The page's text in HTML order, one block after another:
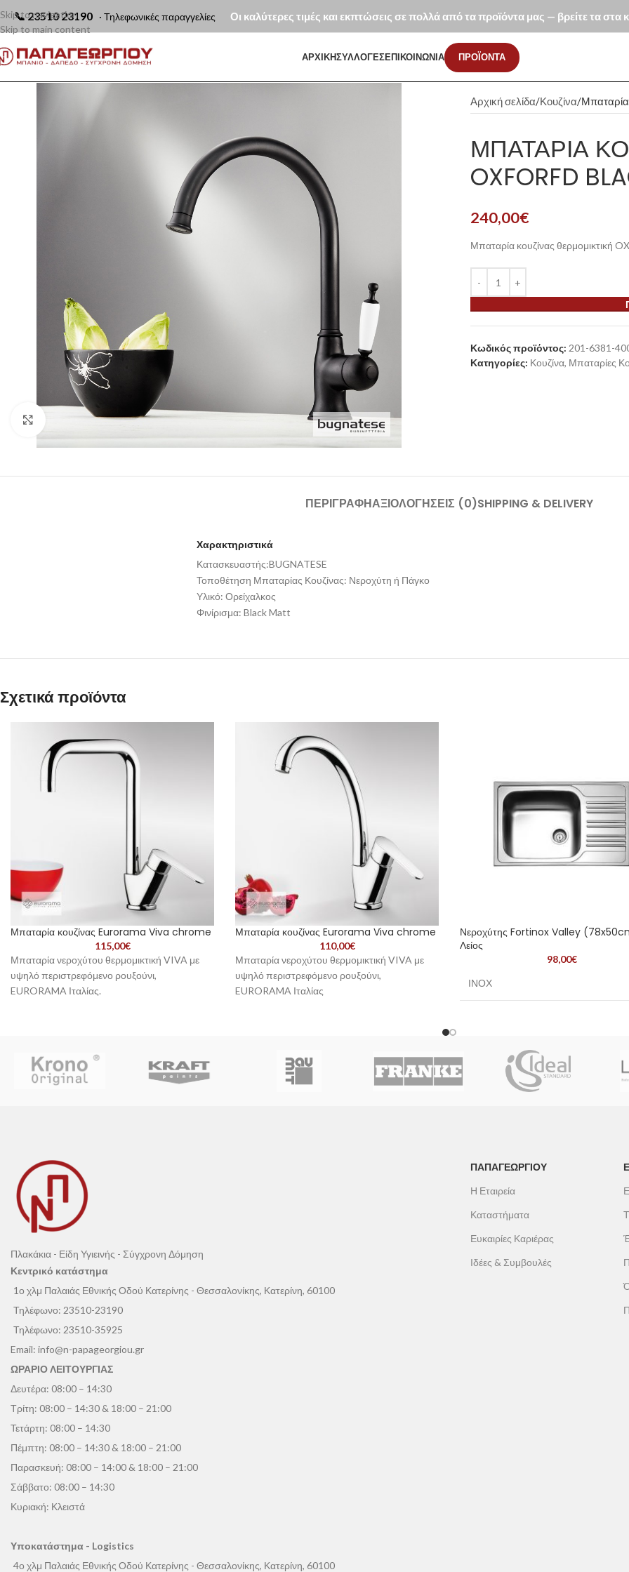
📞 23510 23190 · Τηλεφωνικές παραγγελίες Οι καλύτερες τιμές και εκπτώσεις σε πολλά από τα προϊόντα μας — βρείτε τα στα
Skip to navigation
Skip to main content
ΑΡΧΙΚΗΣΥΛΛΟΓΕΣΕΠΙΚΟΙΝΩΝΙΑ ΠΡΟΪΟΝΤΑ
Click to enlarge
Αρχική σελίδα Κουζίνα
ΜΠΑΤΑΡΊΑ
OXFORFD
240,00€
Μπαταρία κουζίνας θερμομικτική
Κωδικός προϊόντος: 201-6381-
Κατηγορίες: Κουζίνα, Μπαταρίες
ΠΕΡΙΓΡΑΦΉΑΞΙΟΛΟΓΉΣΕΙΣ (0)SHIPPING & DELIVERY
Χαρακτηριστικά
Κατασκευαστής:BUGNATESE
Τοποθέτηση Μπαταρίας Κουζίνας: Νεροχύτη ή Πάγκο
Υλικό: Ορείχαλκος
Φινίρισμα: Black Matt
Σχετικά προϊόντα
Μπαταρία κουζίνας Eurorama Viva chrome
115,00€
Μπαταρία νεροχύτου θερμομικτική VIVA με
υψηλό περιστρεφόμενο ρουξούνι,
EURORAMA Ιταλίας.
Μπαταρία κουζίνας Eurorama Viva chrome
110,00€
Μπαταρία νεροχύτου θερμομικτική VIVA με
υψηλό περιστρεφόμενο ρουξούνι,
EURORAMA Ιταλίας
Νεροχύτης Fortinox Valley
Λείος
98,00€
ΙΝΟΧ
Πλακάκια - Είδη Υγιεινής - Σύγχρονη Δόμηση
Κεντρικό κατάστημα
1ο χλμ Παλαιάς Εθνικής Οδού Κατερίνης - Θεσσαλονίκης, Κατερίνη, 60100
Τηλέφωνο: 23510-23190
Τηλέφωνο: 23510-35925
Email: info@n-papageorgiou.gr
ΩΡΑΡΙΟ ΛΕΙΤΟΥΡΓΙΑΣ
Δευτέρα: 08:00 – 14:30
Τρίτη: 08:00 – 14:30 & 18:00 – 21:00
Τετάρτη: 08:00 – 14:30
Πέμπτη: 08:00 – 14:30 & 18:00 – 21:00
Παρασκευή: 08:00 – 14:00 & 18:00 – 21:00
Σάββατο: 08:00 – 14:30
Κυριακή: Κλειστά
Υποκατάστημα - Logistics
4ο χλμ Παλαιάς Εθνικής Οδού Κατερίνης - Θεσσαλονίκης, Κατερίνη, 60100
ΠΑΠΑΓΕΩΡΓΊΟΥ
Η Εταιρεία
Καταστήματα
Ευκαιρίες Καριέρας
Ιδέες & Συμβουλές